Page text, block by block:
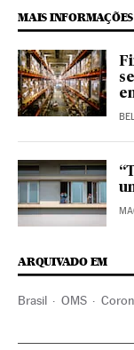
MAIS INFORMAÇÕES
ARQUIVADO EM
Brasil OMS